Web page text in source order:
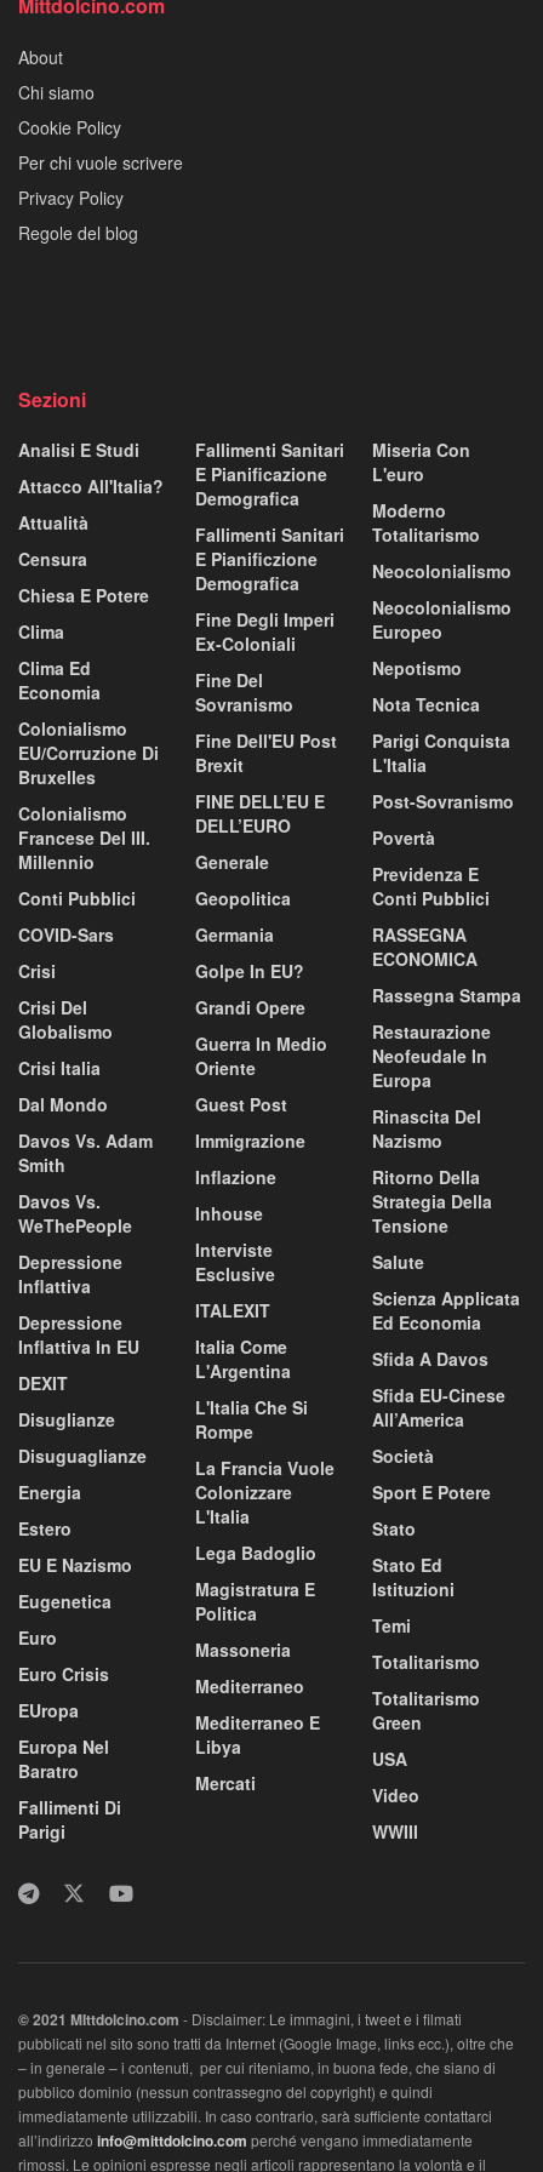
About
Chi siamo
Cookie Policy
Per chi vuole scrivere
Privacy Policy
Regole del blog
Sezioni
Analisi E Studi
Attacco All'Italia?
Attualità
Censura
Chiesa E Potere
Clima
Clima Ed
Economia
Colonialismo
EU/corruzione Di
Bruxelles
Colonialismo
Francese Del III.
Millennio
Conti Pubblici
COVID-Sars
Crisi
Crisi Del
Globalismo
Crisi Italia
Dal Mondo
Davos Vs. Adam
Smith
Davos Vs.
WeThePeople
Depressione
Inflattiva
Depressione
Inflattiva In EU
DEXIT
Disuglianze
Disuguaglianze
Energia
Estero
EU E Nazismo
Eugenetica
Euro
Euro Crisis
EUropa
Europa Nel
Baratro
Fallimenti Di
Parigi
Fallimenti Sanitari
E Pianificazione
Demografica
Fallimenti Sanitari
E Pianificzione
Demografica
Fine Degli Imperi
Ex-Coloniali
Fine Del
Sovranismo
Fine Dell'EU Post
Brexit
FINE DELL’EU E
DELL’EURO
Generale
Geopolitica
Germania
Golpe In EU?
Grandi Opere
Guerra In Medio
Oriente
Guest Post
Immigrazione
Inflazione
Inhouse
Interviste
Esclusive
ITALEXIT
Italia Come
L'Argentina
L'Italia Che Si
Rompe
La Francia Vuole
Colonizzare
L'Italia
Lega Badoglio
Magistratura E
Politica
Massoneria
Mediterraneo
Mediterraneo E
Libya
Mercati
Miseria Con
L'euro
Moderno
Totalitarismo
Neocolonialismo
Neocolonialismo
Europeo
Nepotismo
Nota Tecnica
Parigi Conquista
L'Italia
Post-Sovranismo
Povertà
Previdenza E
Conti Pubblici
RASSEGNA
ECONOMICA
Rassegna Stampa
Restaurazione
Neofeudale In
Europa
Rinascita Del
Nazismo
Ritorno Della
Strategia Della
Tensione
Salute
Scienza Applicata
Ed Economia
Sfida A Davos
Sfida EU-Cinese
All’America
Società
Sport E Potere
Stato
Stato Ed
Istituzioni
Temi
Totalitarismo
Totalitarismo
Green
USA
Video
WWIII
© 2021 MIttdolcino.com - Disclaimer: Le immagini, i tweet e i filmati
pubblicati nel sito sono tratti da Internet (Google Image, links ecc.), oltre che
– in generale – i contenuti, per cui riteniamo, in buona fede, che siano di
pubblico dominio (nessun contrassegno del copyright) e quindi
immediatamente utilizzabili. In caso contrario, sarà sufficiente contattarci
all’indirizzo info@mittdolcino.com perché vengano immediatamente
rimossi. Le opinioni espresse negli articoli rappresentano la volontà e il